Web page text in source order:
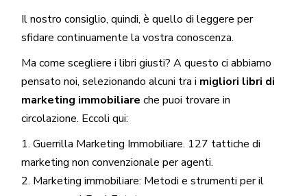
Il nostro consiglio, quindi, è quello di leggere per
sfidare continuamente la vostra conoscenza.
Ma come scegliere i libri giusti? A questo ci abbiamo
pensato noi, selezionando alcuni tra i migliori libri di
marketing immobiliare che puoi trovare in
circolazione. Eccoli qui:
Guerrilla Marketing Immobiliare. 127 tattiche di
marketing non convenzionale per agenti.
Marketing immobiliare: Metodi e strumenti per il